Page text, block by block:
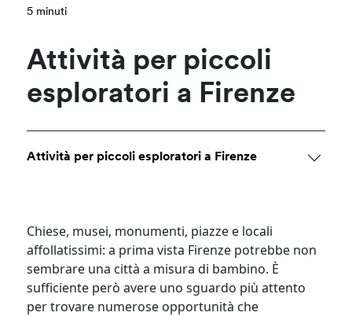
5 minuti
Attività per piccoli
esploratori a Firenze
Attività per piccoli esploratori a Firenze
Chiese, musei, monumenti, piazze e locali
affollatissimi: a prima vista Firenze potrebbe non
sembrare una città a misura di bambino. È
sufficiente però avere uno sguardo più attento
per trovare numerose opportunità che